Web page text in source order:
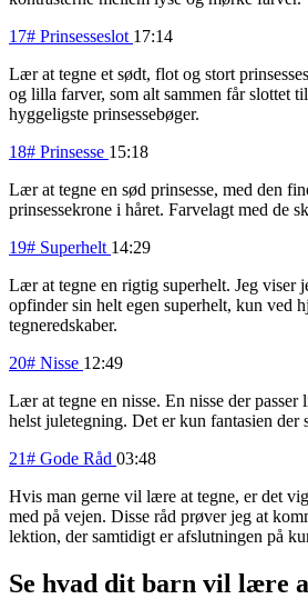
17# Prinsesseslot 17:14
Lær at tegne et sødt, flot og stort
og lilla farver, som alt sammen får slottet
hyggeligste prinsessebøger.
18# Prinsesse 15:18
Lær at tegne en sød prinsesse, med den
prinsessekrone i håret. Farvelagt med de
19# Superhelt 14:29
Lær at tegne en rigtig superhelt. Jeg viser
opfinder sin helt egen superhelt, kun ved
tegneredskaber.
20# Nisse 12:49
Lær at tegne en nisse. En nisse der
helst juletegning. Det er kun fantasien der
21# Gode Råd 03:48
Hvis man gerne vil lære at tegne, er det
med på vejen. Disse råd prøver jeg at
lektion, der samtidigt er afslutningen på
Se hvad dit barn vil lære